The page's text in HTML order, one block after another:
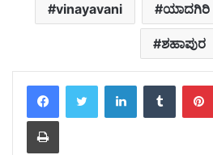
vinayavani ಯಾದಗಿರಿ
ಶಹಾಪುರ
LinkedInTumblr
Print